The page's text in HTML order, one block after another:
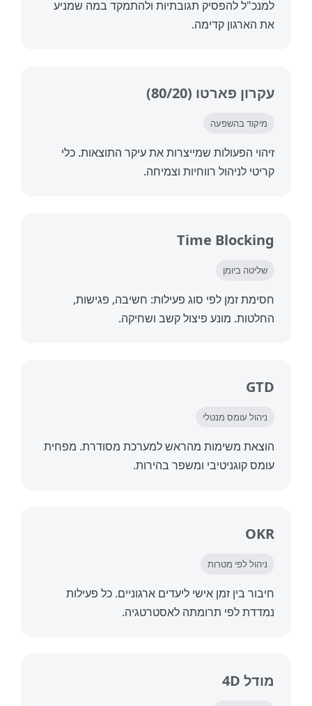
להפסיק תגובתיות ולהתמקד במה שמניע
קדימה.
פארטו (80/20)
בהשפעה
הפעולות שמייצרות את עיקר התוצאות. כלי
לניהול רווחיות וצמיחה.
Time
זמן לפי סוג פעילות: חשיבה, פגישות,
מונע פיצול קשב ושחיקה.
עומס מנטלי
משימות מהראש למערכת מסודרת. מפחית
קוגניטיבי ומשפר בהירות.
לפי מטרות
בין זמן אישי ליעדים ארגוניים. כל פעילות
לפי תרומתה לאסטרטגיה.